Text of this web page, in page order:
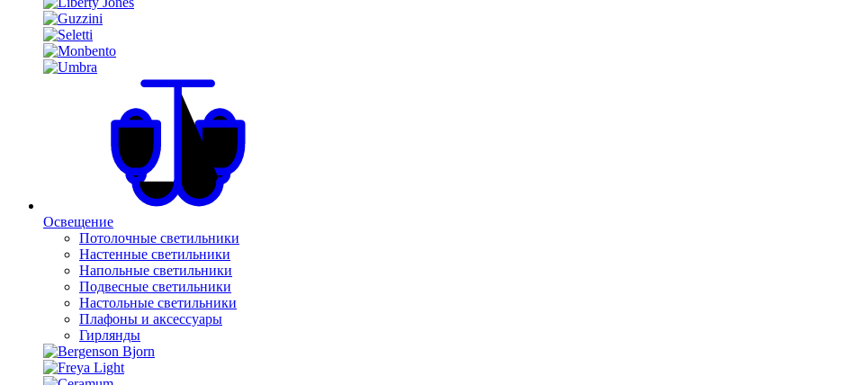
Освещение
Потолочные светильники
Настенные светильники
Напольные светильники
Подвесные светильники
Настольные светильники
Плафоны и аксессуары
Гирлянды